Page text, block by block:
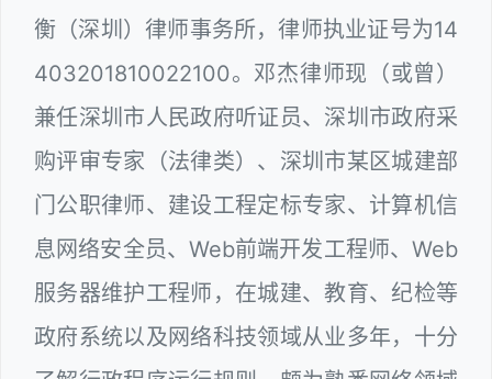
衡（深圳）律师事务所，律师执业证号为14
403201810022100。邓杰律师现（或曾）
兼任深圳市人民政府听证员、深圳市政府采
购评审专家（法律类）、深圳市某区城建部
门公职律师、建设工程定标专家、计算机信
息网络安全员、Web前端开发工程师、Web
服务器维护工程师，在城建、教育、纪检等
政府系统以及网络科技领域从业多年，十分